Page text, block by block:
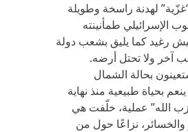
لهدنة راسخة وطويلة
الإسرائيلي طمأنينته
رغيد كما يليق بشعب دولة
آخر ولا تحتل أرضه.
بحالة الشمال
بحياة طبيعية منذ نهاية
الله” عملية، خلّفت هي
والخسائر، نزاعًا حول من